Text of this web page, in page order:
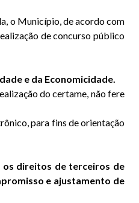
o Município, de acordo com
de concurso público
e da Economicidade.
do certame, não fere
para fins de orientação
os direitos de terceiros de
e ajustamento de